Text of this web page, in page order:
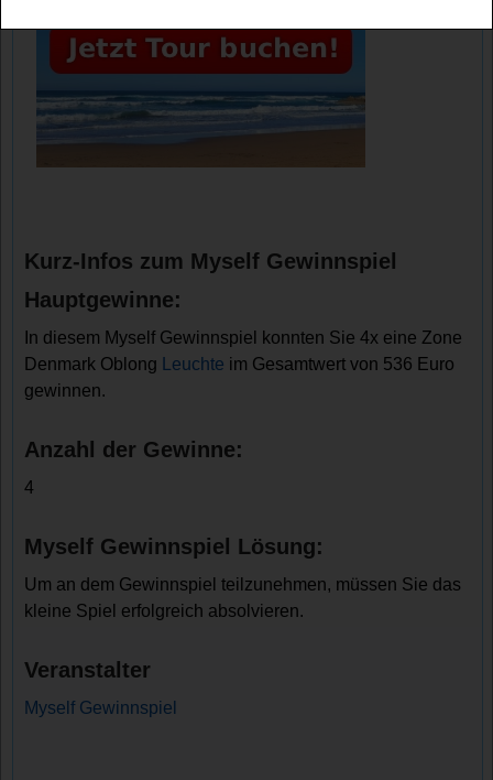
Kurz-Infos zum Myself Gewinnspiel
Hauptgewinne:
In diesem Myself Gewinnspiel konnten Sie 4x eine Zone
Denmark Oblong
Leuchte im Gesamtwert von 536 Euro
gewinnen.
Anzahl der Gewinne:
4
Myself Gewinnspiel Lösung:
Um an dem Gewinnspiel teilzunehmen, müssen Sie das
kleine Spiel erfolgreich absolvieren.
Veranstalter
Myself Gewinnspiel